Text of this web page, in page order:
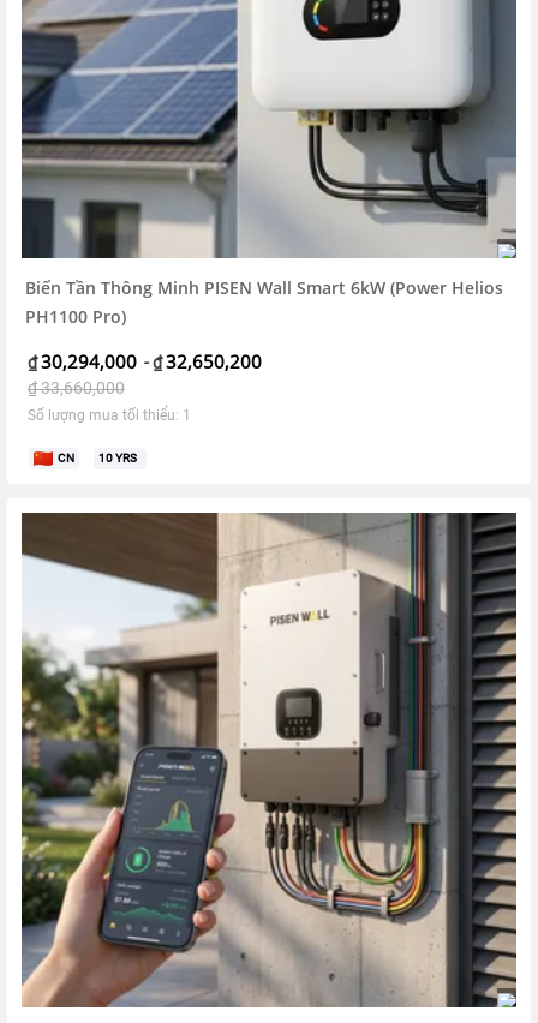
Biến Tần Thông Minh PISEN Wall Smart 6kW (Power Helios
PH1100 Pro)
₫30,294,000 -₫32,650,200
₫33,660,000
Số lượng mua tối thiểu: 1
CN 10YRS